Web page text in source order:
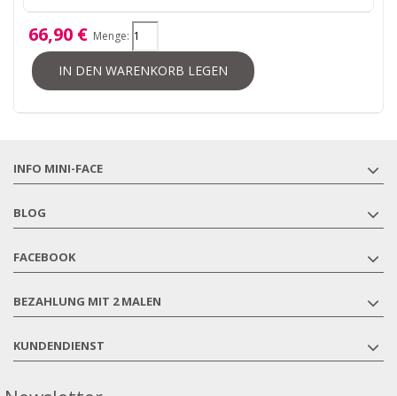
66,90 € Menge:
IN DEN WARENKORB LEGEN
INFO MINI-FACE
BLOG
FACEBOOK
BEZAHLUNG MIT 2 MALEN
KUNDENDIENST